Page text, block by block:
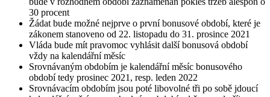
30 procent
Žádat bude možné nejprve o první bonusové období, které je
zákonem stanoveno od 22. listopadu do 31. prosince 2021
Vláda bude mít pravomoc vyhlásit další bonusová období
vždy na kalendářní měsíc
Srovnávaným obdobím je kalendářní měsíc bonusového
období tedy prosinec 2021, resp. leden 2022
Srovnávacím obdobím jsou poté libovolné tři po sobě jdoucí